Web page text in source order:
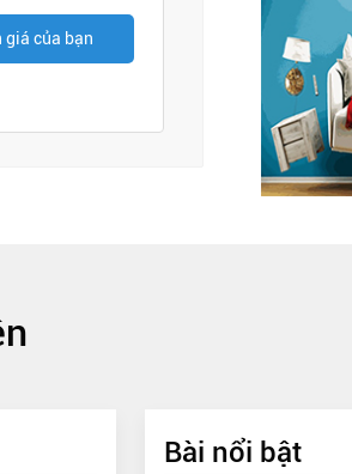
giá của bạn
Bài nổi bật